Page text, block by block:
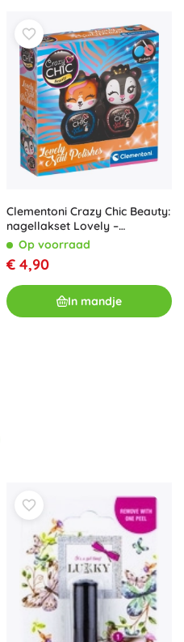
Clementoni Crazy Chic Beauty:
nagellakset Lovely –
Dubbelpak
Op voorraad
€ 4,90
In mandje